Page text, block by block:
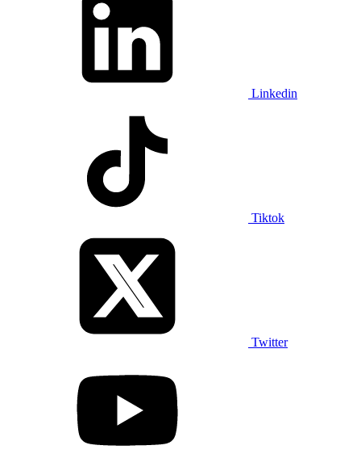
Linkedin
Tiktok
Twitter